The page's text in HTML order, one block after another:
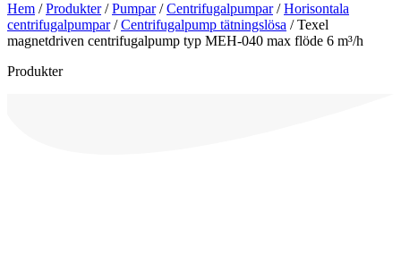
Hem /Produkter/Pumpar/Centrifugalpumpar/Horisontala
centrifugalpumpar/Centrifugalpump tätningslösa /Texel
magnetdriven centrifugalpump typ MEH-040 max flöde 6 m³/h
Produkter